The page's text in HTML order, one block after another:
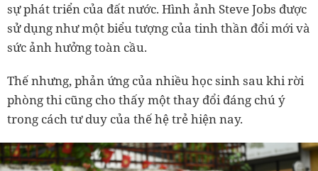
sự phát triển của đất nước. Hình ảnh Steve Jobs được
sử dụng như một biểu tượng của tinh thần đổi mới và
sức ảnh hưởng toàn cầu.
Thế nhưng, phản ứng của nhiều học sinh sau khi rời
phòng thi cũng cho thấy một thay đổi đáng chú ý
trong cách tư duy của thế hệ trẻ hiện nay.